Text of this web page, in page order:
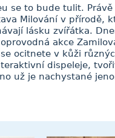
se to bude tulit.
Milování v přírodě,
lásku zvířátka.
akce
ocitnete v kůži
dispeleje,
už je nachystané